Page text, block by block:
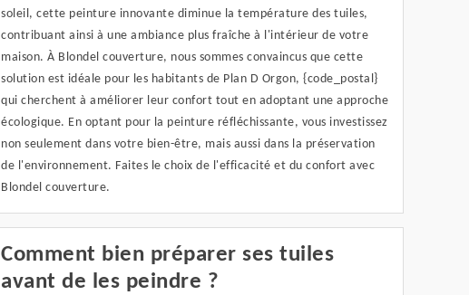
soleil, cette peinture innovante diminue la température des tuiles,
contribuant ainsi à une ambiance plus fraîche à l'intérieur de votre
maison. À Blondel couverture, nous sommes convaincus que cette
solution est idéale pour les habitants de Plan D Orgon, {code_postal}
qui cherchent à améliorer leur confort tout en adoptant une approche
écologique. En optant pour la peinture réfléchissante, vous investissez
non seulement dans votre bien-être, mais aussi dans la préservation
de l'environnement. Faites le choix de l'efficacité et du confort avec
Blondel couverture.
Comment bien préparer ses tuiles
avant de les peindre ?